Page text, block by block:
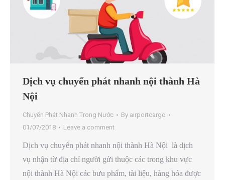
Dịch vụ chuyển phát nhanh nội thành Hà
Nội
Chuyển Phát Nhanh Trong Nước By airportcargo
01/07/2018
Leave a comment
Dịch vụ chuyển phát nhanh nội thành Hà Nội là dịch
vụ nhận từ địa chỉ người gửi thuộc các trong khu vực
nội thành Hà Nội các bưu phẩm, tài liệu, hàng hóa được